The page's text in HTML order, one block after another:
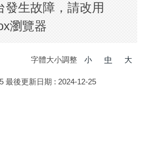
發生故障，請改用
瀏覽器
字體大小調整 小 中 大
最後更新日期 : 2024-12-25